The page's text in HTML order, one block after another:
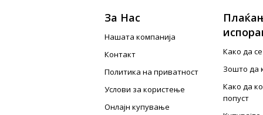
За Нас
Нашата компанија
Контакт
Политика на приватност
Услови за користење
Онлајн купување
Како да
Зошто да
Како да
попуст